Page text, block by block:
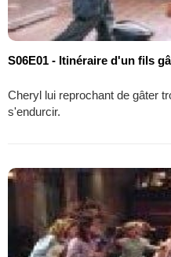
S06E01 - Itinéraire d'un fils
Cheryl lui reprochant de gâter
s'endurcir.